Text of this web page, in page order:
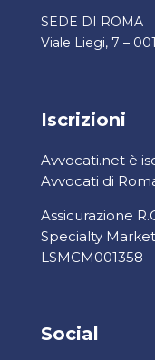
SEDE DI ROMA
Viale Liegi, 7 –
Iscrizioni
Avvocati.net è
Avvocati di
Assicurazione
Specialty
LSMCM001358
Social